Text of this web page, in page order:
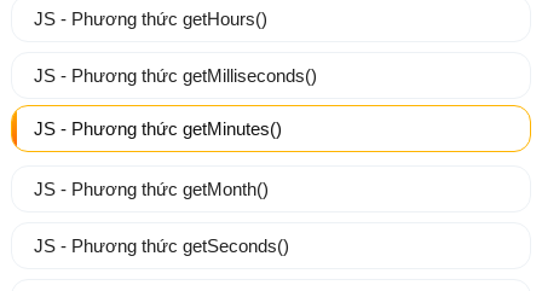
JS - Phương thức getHours()
JS - Phương thức getMilliseconds()
JS - Phương thức getMinutes()
JS - Phương thức getMonth()
JS - Phương thức getSeconds()